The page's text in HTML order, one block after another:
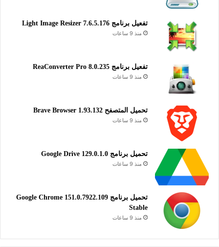
تفعيل برنامج Light Image Resizer 7.6.5.176
منذ 9 ساعات
تفعيل برنامج ReaConverter Pro 8.0.235
منذ 9 ساعات
تحميل المتصفح Brave Browser 1.93.132
منذ 9 ساعات
تحميل برنامج Google Drive 129.0.1.0
منذ 9 ساعات
تحميل برنامج Google Chrome 151.0.7922.109
Stable
منذ 9 ساعات